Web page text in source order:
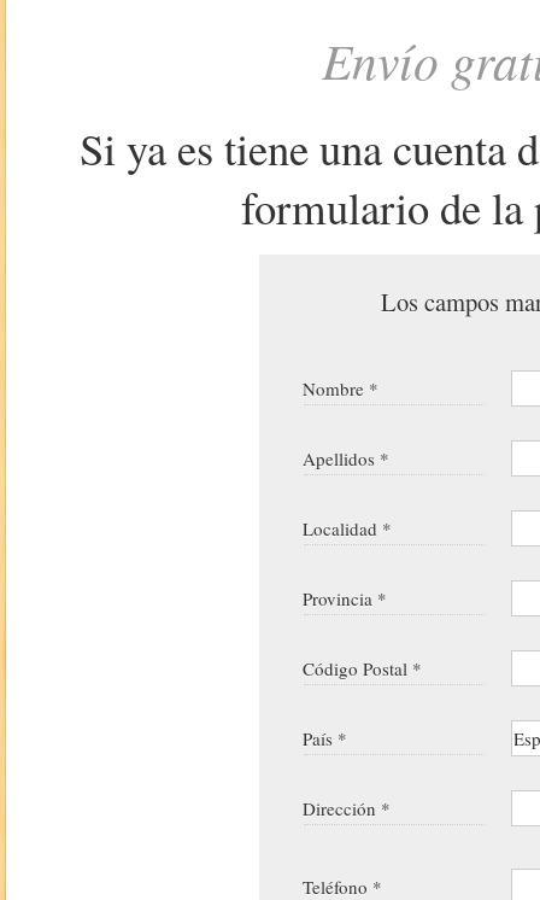
Envío
Si ya es tiene una cuenta
formulario de la
Los campos
Nombre *
Apellidos *
Localidad *
Provincia *
Código Postal *
País *
Dirección *
Teléfono *